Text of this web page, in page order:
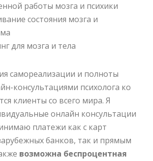
работы мозга и психики
состояния мозга и
для мозга и тела
самореализации и полноты
консультациями психолога ко
клиенты со всего мира. Я
онлайн консультации
платежи как с карт
банков, так и прямым
возможна беспроцентная